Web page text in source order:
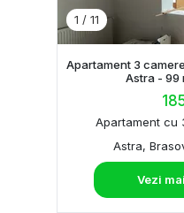
1 / 11
Apartament 3
Astra - 99
Apartament cu
Astra,
Vezi